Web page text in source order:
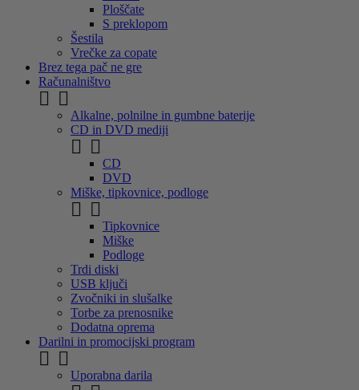
Ploščate
S preklopom
Šestila
Vrečke za copate
Brez tega pač ne gre
Računalništvo
 
Alkalne, polnilne in gumbne baterije
CD in DVD mediji
 
CD
DVD
Miške, tipkovnice, podloge
 
Tipkovnice
Miške
Podloge
Trdi diski
USB ključi
Zvočniki in slušalke
Torbe za prenosnike
Dodatna oprema
Darilni in promocijski program
 
Uporabna darila